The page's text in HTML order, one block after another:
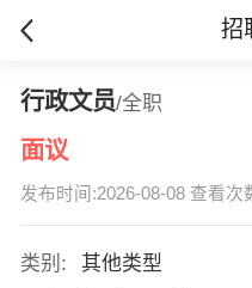
招
行政文员/全职
面议
发布时间:2026-08-08 查看次
类别:
其他类型